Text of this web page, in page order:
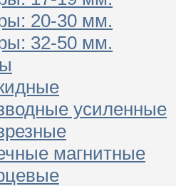
20-30 мм.
32-50 мм.
усиленные
магнитные